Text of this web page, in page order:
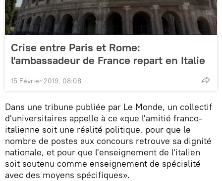
Crise entre Paris et Rome:
l'ambassadeur de France repart en Italie
15 Février 2019, 08:08
Dans une tribune publiée par Le Monde, un collectif
d'universitaires appelle à ce «que l'amitié franco-
italienne soit une réalité politique, pour que le
nombre de postes aux concours retrouve sa dignité
nationale, et pour que l'enseignement de l'italien
soit soutenu comme enseignement de spécialité
avec des moyens spécifiques».